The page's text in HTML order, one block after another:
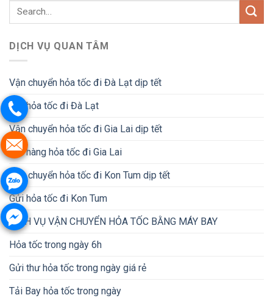
DỊCH VỤ QUAN TÂM
Vận chuyển hỏa tốc đi Đà Lạt dịp tết
Gửi hỏa tốc đi Đà Lạt
Vận chuyển hỏa tốc đi Gia Lai dịp tết
Gửi hàng hỏa tốc đi Gia Lai
Vận chuyển hỏa tốc đi Kon Tum dịp tết
Gửi hỏa tốc đi Kon Tum
DỊCH VỤ VẬN CHUYỂN HỎA TỐC BẰNG MÁY BAY
Hỏa tốc trong ngày 6h
Gửi thư hỏa tốc trong ngày giá rẻ
Tải Bay hỏa tốc trong ngày